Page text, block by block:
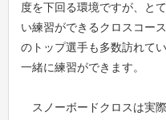
度を下回る環境ですが、と
い練習ができるクロスコー
のトップ選手も多数訪れて
一緒に練習ができます。
スノーボードクロスは実